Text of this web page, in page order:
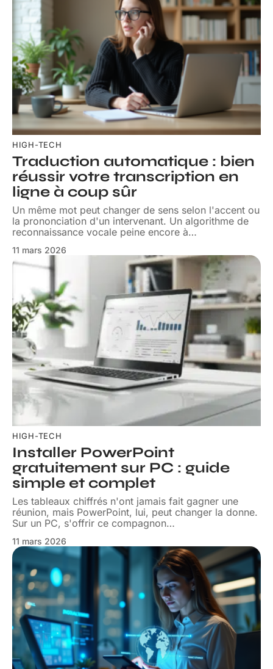
HIGH-TECH
Traduction automatique : bien
réussir votre transcription en
ligne à coup sûr
Un même mot peut changer de sens selon l'accent ou
la prononciation d'un intervenant. Un algorithme de
reconnaissance vocale peine encore à…
11 mars 2026
HIGH-TECH
Installer PowerPoint
gratuitement sur PC : guide
simple et complet
Les tableaux chiffrés n'ont jamais fait gagner une
réunion, mais PowerPoint, lui, peut changer la donne.
Sur un PC, s'offrir ce compagnon…
11 mars 2026